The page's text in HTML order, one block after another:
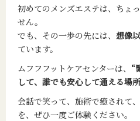
初めてのメンズエステは、ちょ
せん。
でも、その一歩の先には、 想像
ています。
ムフフフットケアセンターは、 “
して、誰でも安心して通える場所
会話で笑って、施術で癒されて
を、ぜひ一度ご体験ください。